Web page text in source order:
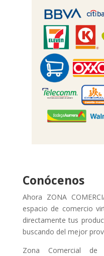
Conócenos
Ahora ZONA
espacio de comercio
directamente tus
buscando del mejor
Zona Comercial de